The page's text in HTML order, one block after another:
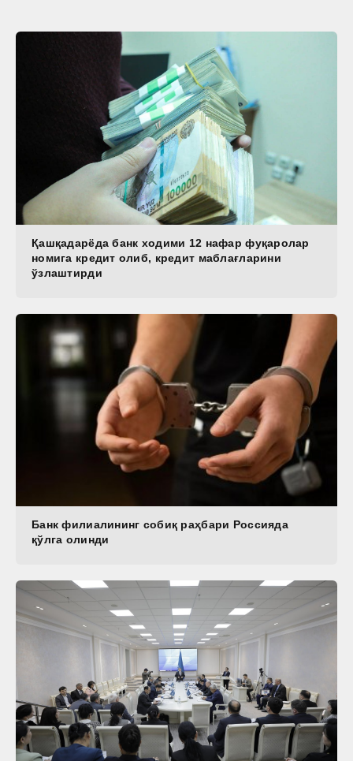
Қашқадарёда банк ходими 12 нафар фуқаролар
номига кредит олиб, кредит маблағларини
ўзлаштирди
Банк филиалининг собиқ раҳбари Россияда
қўлга олинди